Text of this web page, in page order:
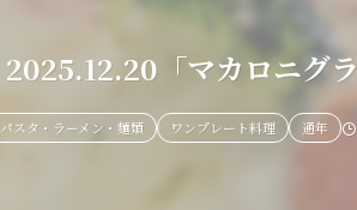
2025.12.20「マカロニグ
パスタ・ラーメン・麺類 ワンプレート料理 通年